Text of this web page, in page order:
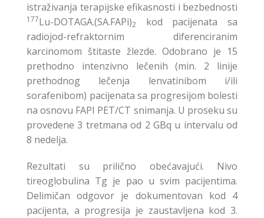
istraživanja terapijske efikasnosti i bezbednosti
177Lu-DOTAGA.(SA.FAPi)2
kod pacijenata sa
radiojod-refraktornim diferenciranim
karcinomom štitaste žlezde. Odobrano je 15
prethodno intenzivno lečenih (min. 2 linije
prethodnog lečenja lenvatinibom i/ili
sorafenibom) pacijenata sa progresijom bolesti
na osnovu FAPI PET/CT snimanja. U proseku su
provedene 3 tretmana od 2 GBq u intervalu od
8 nedelja.
Rezultati su prilično obećavajući. Nivo
tireoglobulina Tg je pao u svim pacijentima.
Delimičan odgovor je dokumentovan kod 4
pacijenta, a progresija je zaustavljena kod 3.